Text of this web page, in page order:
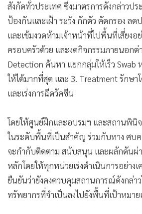
สังกัดทั่วประเทศ ซึ่งมาตรการดังกล่าวป
ป้องกันและเฝ้า ระวัง กักตัว คัดกรอง ลด
และเข้มงวดห้ามเจ้าหน้าที่ไปพื้นที่เสี่ยงอ
ครอบครัวด้วย และงดกิจกรรมภายนอกต่
Detection ค้นหา แยกกลุ่มให้เร็ว Swab
ให้ได้มากที่สุด และ 3. Treatment รักษาโ
และเร่งการฉีดวัคซีน
โดยให้ศูนย์ฝึกและอบรมฯ และสถานพินิ
ในระดับพื้นที่เป็นสำคัญ ร่วมกับทาง ศบ
จะกำกับติดตาม สนับสนุน และผลักดันผ่
หลักโดยให้ทุกหน่วยเร่งดำเนินการอย่างเ
ยืนยันว่ายังคงควบคุมสถานการณ์ดังกล่า
ทรัพยากรที่จำเป็นลงไปยังพื้นที่เป้าหมาย